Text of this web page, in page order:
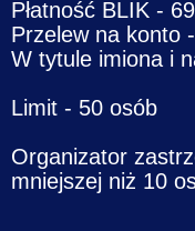
Płatność BLIK -
Przelew na konto
W tytule imiona i
Limit - 50 osób
Organizator
mniejszej niż 10